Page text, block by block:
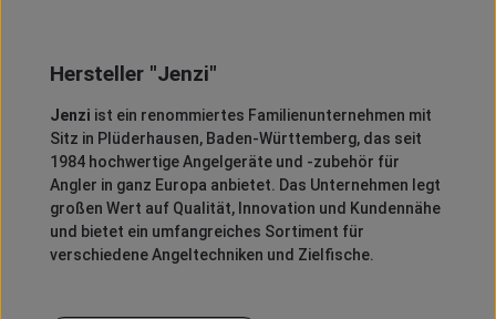
Hersteller "Jenzi"
Jenzi ist ein renommiertes Familienunternehmen mit
Sitz in Plüderhausen, Baden-Württemberg, das seit
1984 hochwertige Angelgeräte und -zubehör für
Angler in ganz Europa anbietet. Das Unternehmen legt
großen Wert auf Qualität, Innovation und Kundennähe
und bietet ein umfangreiches Sortiment für
verschiedene Angeltechniken und Zielfische.